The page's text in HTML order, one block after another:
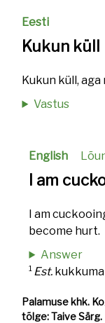
Eesti
Kukun küll
Kukun küll, aga
Vastus
English
I am
I am
become hurt.
Answer
1 Est. kukkuma
Palamuse khk.
tõlge: Taive Särg.